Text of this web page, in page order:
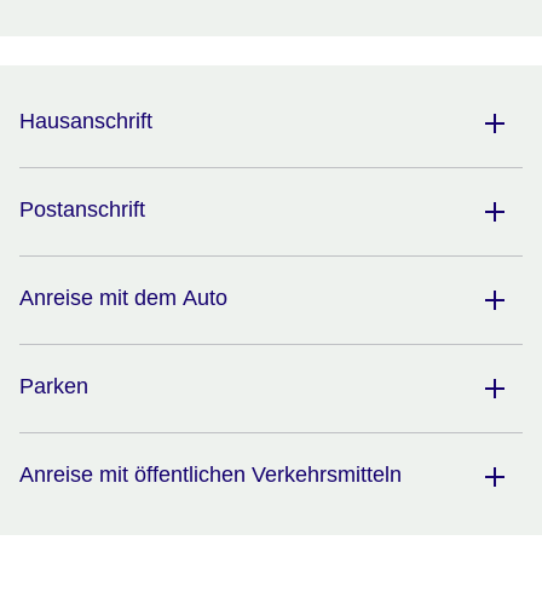
Hausanschrift
Postanschrift
Anreise mit dem Auto
Parken
Anreise mit öffentlichen Verkehrsmitteln